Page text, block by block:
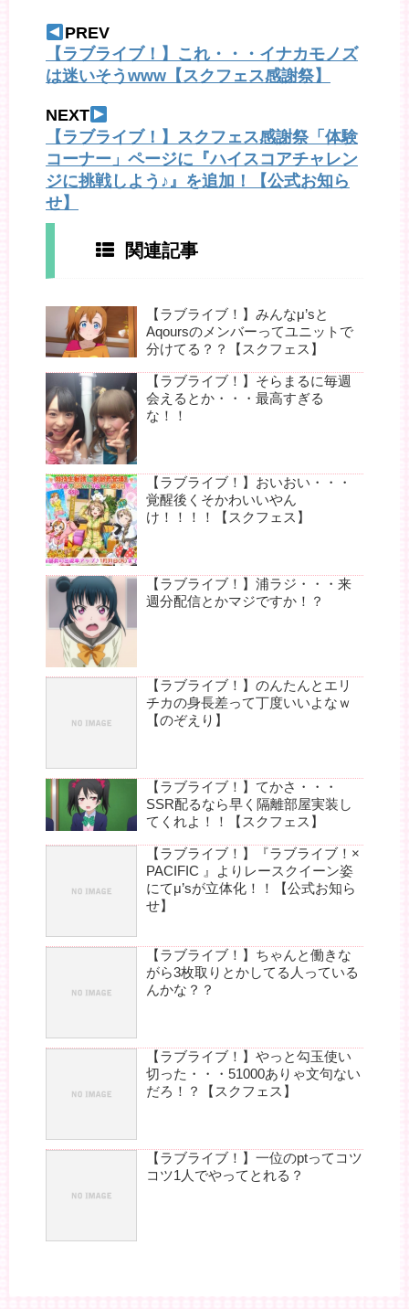
PREV
【ラブライブ！】これ・・・イナカモノズ
は迷いそうwww【スクフェス感謝祭】
NEXT
【ラブライブ！】スクフェス感謝祭「体験
コーナー」ページに『ハイスコアチャレン
ジに挑戦しよう♪』を追加！【公式お知ら
せ】
関連記事
【ラブライブ！】みんなμ’sと
Aqoursのメンバーってユニットで
分けてる？？【スクフェス】
【ラブライブ！】そらまるに毎週
会えるとか・・・最高すぎる
な！！
【ラブライブ！】おいおい・・・
覚醒後くそかわいいやん
け！！！！【スクフェス】
【ラブライブ！】浦ラジ・・・来
週分配信とかマジですか！？
【ラブライブ！】のんたんとエリ
チカの身長差って丁度いいよなｗ
【のぞえり】
【ラブライブ！】てかさ・・・
SSR配るなら早く隔離部屋実装し
てくれよ！！【スクフェス】
【ラブライブ！】『ラブライブ！×
PACIFIC 』よりレースクイーン姿
にてμ’sが立体化！！【公式お知ら
せ】
【ラブライブ！】ちゃんと働きな
がら3枚取りとかしてる人っている
んかな？？
【ラブライブ！】やっと勾玉使い
切った・・・51000ありゃ文句ない
だろ！？【スクフェス】
【ラブライブ！】一位のptってコツ
コツ1人でやってとれる？